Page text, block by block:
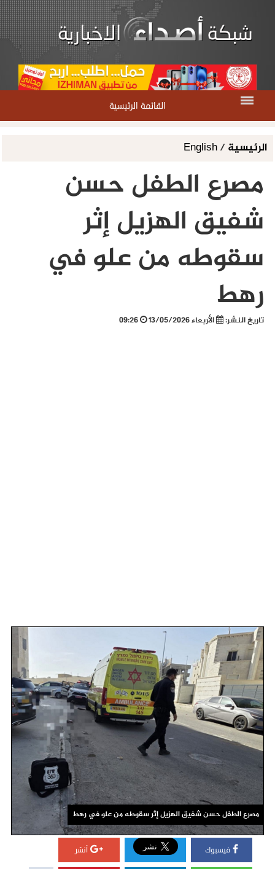
القائمة الرئيسية
الرئيسية/
مصرع الطفل حسن
شفيق الهزيل إثر
سقوطه من علو في
رهط
تاريخ النشر: الأربعاء 13/05/2026
مصرع الطفل حسن شفيق الهزيل إثر سقوطه من علو في رهط
فيسبوك أنشر